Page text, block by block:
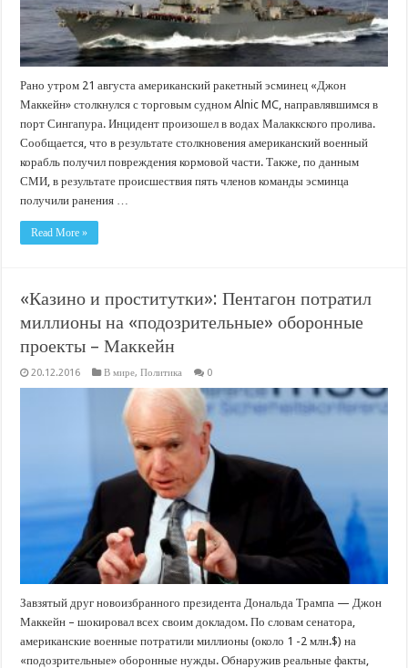
Рано утром 21 августа американский ракетный эсминец «Джон
Маккейн» столкнулся с торговым судном Alnic MC, направлявшимся в
порт Сингапура. Инцидент произошел в водах Малаккского пролива.
Сообщается, что в результате столкновения американский военный
корабль получил повреждения кормовой части. Также, по данным
СМИ, в результате происшествия пять членов команды эсминца
получили ранения …
Read More »
«Казино и проститутки»: Пентагон потратил
миллионы на «подозрительные» оборонные
проекты – Маккейн
20.12.2016 В мире,Политика 0
Завзятый друг новоизбранного президента Дональда Трампа — Джон
Маккейн – шокировал всех своим докладом. По словам сенатора,
американские военные потратили миллионы (около 1 -2 млн.$) на
«подозрительные» оборонные нужды. Обнаружив реальные факты,